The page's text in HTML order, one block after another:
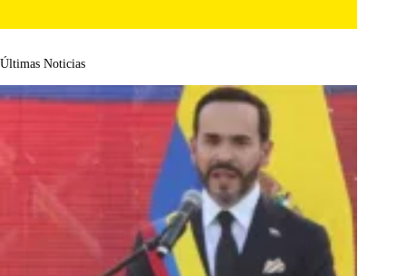
Últimas Noticias